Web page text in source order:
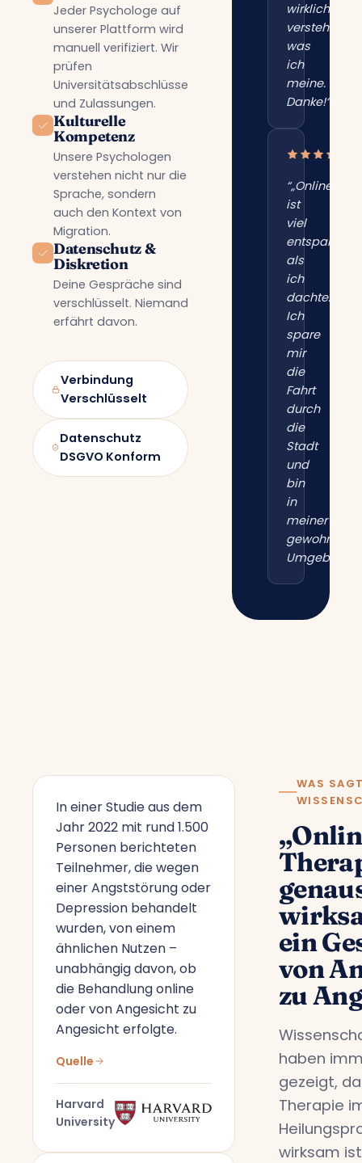
Jeder Psychologe auf
unserer Plattform wird
manuell verifiziert. Wir
prüfen
Universitätsabschlüsse
und Zulassungen.
Kulturelle
Kompetenz
Unsere Psychologen
verstehen nicht nur die
Sprache, sondern
auch den Kontext von
Migration.
Datenschutz &
Diskretion
Deine Gespräche sind
verschlüsselt. Niemand
erfährt davon.
Verbindung
Verschlüsselt
Datenschutz
DSGVO Konform
wirklich
versteht,
was
ich
meine.
Danke!“”
“„Online
ist
viel
entspannter
als
ich
dachte.
Ich
spare
mir
die
Fahrt
durch
die
Stadt
und
bin
in
meiner
gewohnten
In einer Studie aus dem
Jahr 2022 mit rund 1.500
Personen berichteten
Teilnehmer, die wegen
einer Angststörung oder
Depression behandelt
wurden, von einem
ähnlichen Nutzen –
unabhängig davon, ob
die Behandlung online
oder von Angesicht zu
Angesicht erfolgte.
Quelle
Harvard
University
WAS
ein
von
zu
haben
gezeigt,
Therapie
wirksam